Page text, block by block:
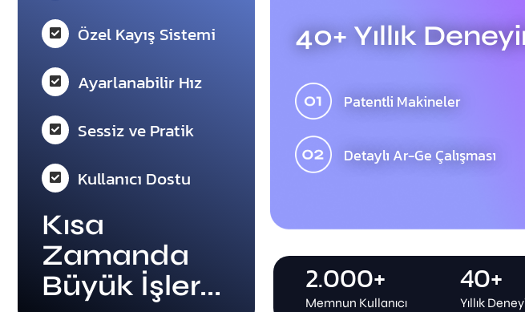
Özel Kayış Sistemi
Ayarlanabilir Hız
Sessiz ve Pratik
Kullanıcı Dostu
Kısa
Zamanda
Büyük İşler...
40+ Yıllık
Patentli Makineler
Detaylı Ar-Ge Çalışması
2.000+
Memnun Kullanıcı
40+
Yıllık